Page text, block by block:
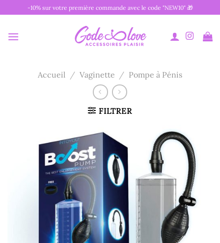
au
-10% sur votre première commande avec le code "NEW10" 🎁
Accueil / Vaginette / Pompe à Pénis
FILTRER